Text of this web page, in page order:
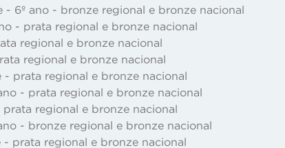
- 6º ano - bronze regional e bronze nacional
- prata regional e bronze nacional
regional e bronze nacional
regional e bronze nacional
- prata regional e bronze nacional
- prata regional e bronze nacional
prata regional e bronze nacional
- bronze regional e bronze nacional
- prata regional e bronze nacional